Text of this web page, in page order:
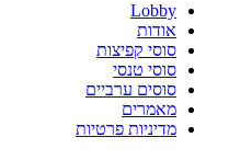
Lobby
אודות
סוסי קפיצות
סוסי טנסי
סוסים ערביים
מאמרים
מדיניות פרטיות